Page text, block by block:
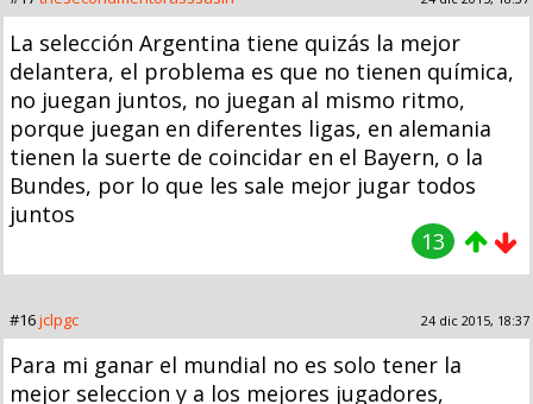
La selección Argentina tiene quizás la mejor
delantera, el problema es que no tienen química,
no juegan juntos, no juegan al mismo ritmo,
porque juegan en diferentes ligas, en alemania
tienen la suerte de coincidar en el Bayern, o la
Bundes, por lo que les sale mejor jugar todos
juntos
13
#16jclpgc 24 dic 2015, 18:37
Para mi ganar el mundial no es solo tener la
mejor seleccion y a los mejores jugadores,